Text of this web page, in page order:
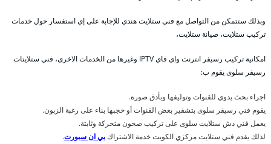
وبذلك ستتمكن من التواصل مع فني ستلايت هندي للإجابة على إي استفسار حول خدمات
تركيب ستلايت، صيانة ستلايت،
امكانية تركيب رسيفر انترنت واي فاي IPTV وغيرها من الخدمات الاخرى، فني ستلايتات
رسيفر سلوى يقوم ب:
اجراء بحث يدوي للقنوات وتوليفها وبأدق صورة.
يقوم فني رسيفر سلوى بتشفير بعض القنوات أو حجبها بناء على رغبة الزبون.
يعمل فني دش ستلايت سلوى على تركيب صحون متحركة وثابتة.
لذلك يقدم فني ستلايت مركزي الكويت خدمة الاشتراكبي ان سبورت.